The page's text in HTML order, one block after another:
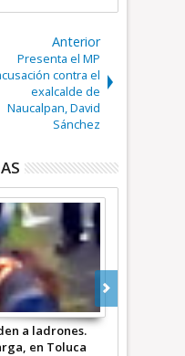
Anterior
Presenta el MP
contra el
exalcalde de
Naucalpan, David
Sánchez
a ladrones.
en Toluca